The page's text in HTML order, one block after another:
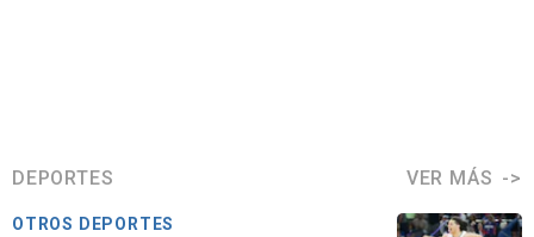
DEPORTES VER MÁS
OTROS DEPORTES